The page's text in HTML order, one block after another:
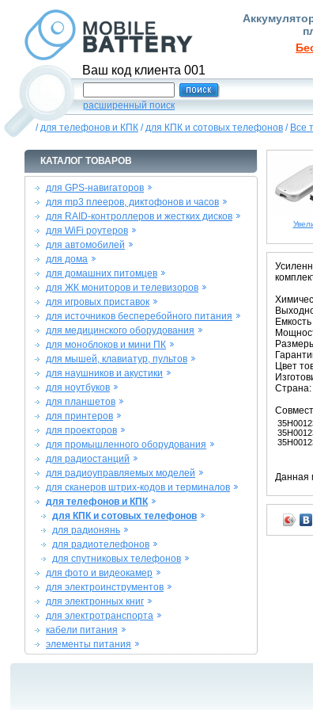
Ваш код клиента 001
расширенный поиск
/для телефонов и КПК /для КПК и сотовых телефонов / Все
КАТАЛОГ ТОВАРОВ
для GPS-навигаторов
для mp3 плееров, диктофонов и часов
для RAID-контроллеров и жестких дисков
для WiFi роутеров
для автомобилей
для дома
для домашних питомцев
для ЖК мониторов и телевизоров
для игровых приставок
для источников бесперебойного питания
для медицинского оборудования
для моноблоков и мини ПК
для мышей, клавиатур, пультов
для наушников и акустики
для ноутбуков
для планшетов
для принтеров
для проекторов
для промышленного оборудования
для радиостанций
для радиоуправляемых моделей
для сканеров штрих-кодов и терминалов
для телефонов и КПК
для КПК и сотовых телефонов
для радионянь
для радиотелефонов
для спутниковых телефонов
для фото и видеокамер
для электроинструментов
для электронных книг
для электротранспорта
кабели питания
элементы питания
Цвет
Страна:
Данная